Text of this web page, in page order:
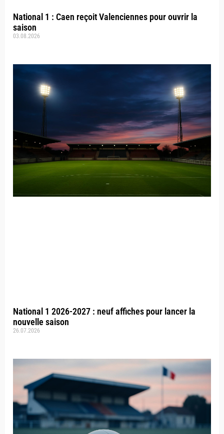
National 1 : Caen reçoit Valenciennes pour ouvrir la
saison
03.08.2026
National 1 2026-2027 : neuf affiches pour lancer la
nouvelle saison
26.07.2026